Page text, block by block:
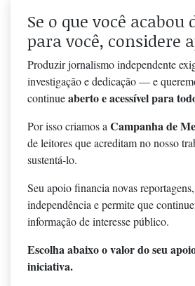
Se o que você
para você, considere
Produzir jornalismo independente
investigação e dedicação — e
continueaberto e acessível para
Por isso criamos a Campanha de
de leitores que acreditam no nosso
sustentá-lo.
Seu apoio financia novas
independência e permite que
informação de interesse público.
Escolha abaixo o valor do seu
iniciativa.